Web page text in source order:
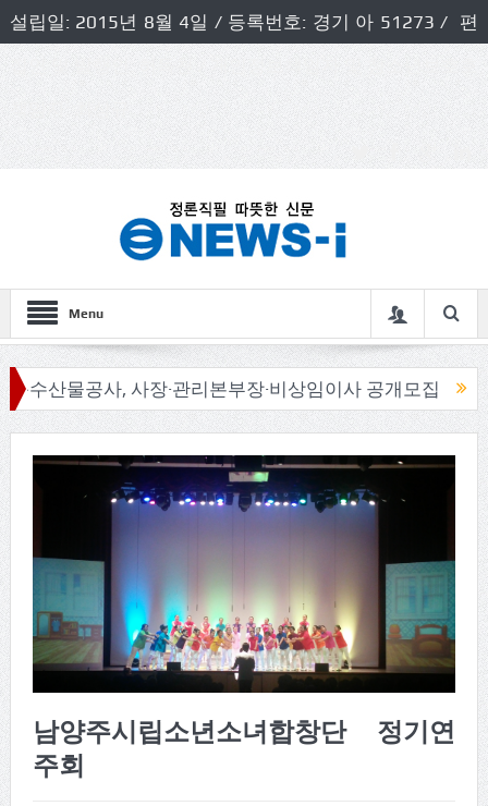
설립일: 2015년 8월 4일 / 등록번호: 경기 아 51273 / 편
집인 및 발행인: 허득천 / 개인정보책임자 및 청소년보호호
책임자: 최상규
Menu
공사, 사장·관리본부장·비상임이사 공개모집 신동화
남양주시립소년소녀합창단 정기연
주회